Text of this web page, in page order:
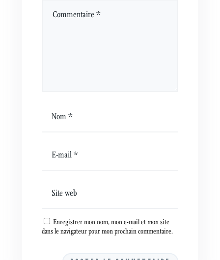
Enregistrer mon nom, mon e-mail et mon site
dans le navigateur pour mon prochain commentaire.